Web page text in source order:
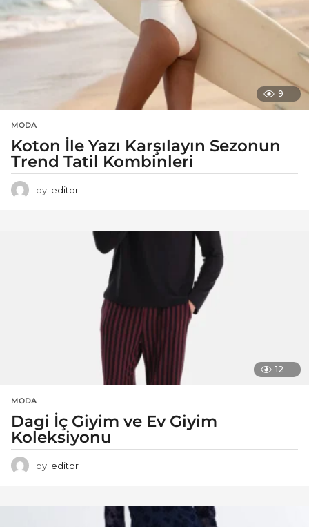
9
MODA
Koton İle Yazı Karşılayın Sezonun
Trend Tatil Kombinleri
by editor
12
MODA
Dagi İç Giyim ve Ev Giyim
Koleksiyonu
by editor